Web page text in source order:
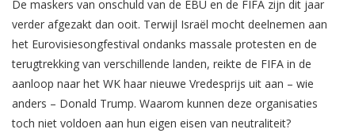
De maskers van onschuld van de EBU en de FIFA zijn dit jaar
verder afgezakt dan ooit. Terwijl Israël mocht deelnemen aan
het Eurovisiesongfestival ondanks massale protesten en de
terugtrekking van verschillende landen, reikte de FIFA in de
aanloop naar het WK haar nieuwe Vredesprijs uit aan – wie
anders – Donald Trump. Waarom kunnen deze organisaties
toch niet voldoen aan hun eigen eisen van neutraliteit?